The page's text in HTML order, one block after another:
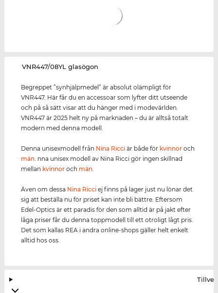
‌VNR447/08YL glasögon
Begreppet ”synhjälpmedel” är absolut olämpligt för
VNR447. Här får du en accessoar som lyfter ditt utseende
och på så sätt visar att du hänger med i modevärlden.
VNR447 är 2025 helt ny på marknaden – du är alltså totalt
modern med denna modell.
Denna unisexmodell från Nina Ricci är både för kvinnor och
män . nna unisex modell av Nina Ricci gör ingen skillnad
mellan kvinnor och män
Även om dessa Nina Ricci ej finns på lager just nu lönar det
sig att beställa nu för priset kan inte bli bättre. Eftersom
Edel-Optics är ett paradis för den som alltid är på jakt efter
låga priser får du denna toppmodell till ett otroligt lågt pris.
Det som kallas REA i andra online-shops gäller helt enkelt
alltid hos oss.